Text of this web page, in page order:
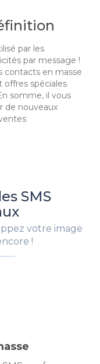
par les
par message !
contacts en masse
spéciales
somme, il vous
de nouveaux
SMS
votre image
!